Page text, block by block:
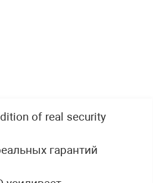
of real security
гарантий